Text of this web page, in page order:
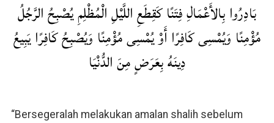
بَادِرُوا بِالأَعْمَالِ فِتَنًا كَقِطَعِ اللَّيْلِ الْمُظْلِمِ يُصْبِحُ الرَّجُلُ
مُؤْمِنًا وَيُمْسِى كَافِرًا أَوْ يُمْسِى مُؤْمِنًا وَيُصْبِحُ كَافِرًا يَبِيعُ
دِينَهُ بِعَرَضٍ مِنَ الدُّنْيَا
“Bersegeralah melakukan amalan shalih sebelum